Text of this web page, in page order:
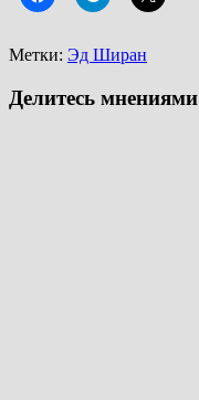
Метки: Эд Ширан
Делитесь мнениями